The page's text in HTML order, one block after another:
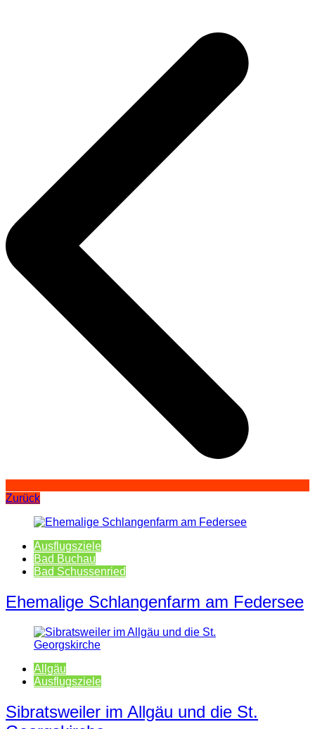
Zurück
Ausflugsziele
Bad Buchau
Bad Schussenried
Ehemalige Schlangenfarm am Federsee
Allgäu
Ausflugsziele
Sibratsweiler im Allgäu und die St.